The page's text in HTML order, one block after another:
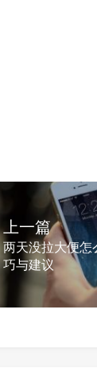
上一篇
两天没拉大便怎
巧与建议